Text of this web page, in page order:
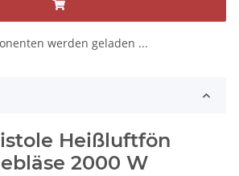
werden geladen ...
Heißluftfön
2000 W